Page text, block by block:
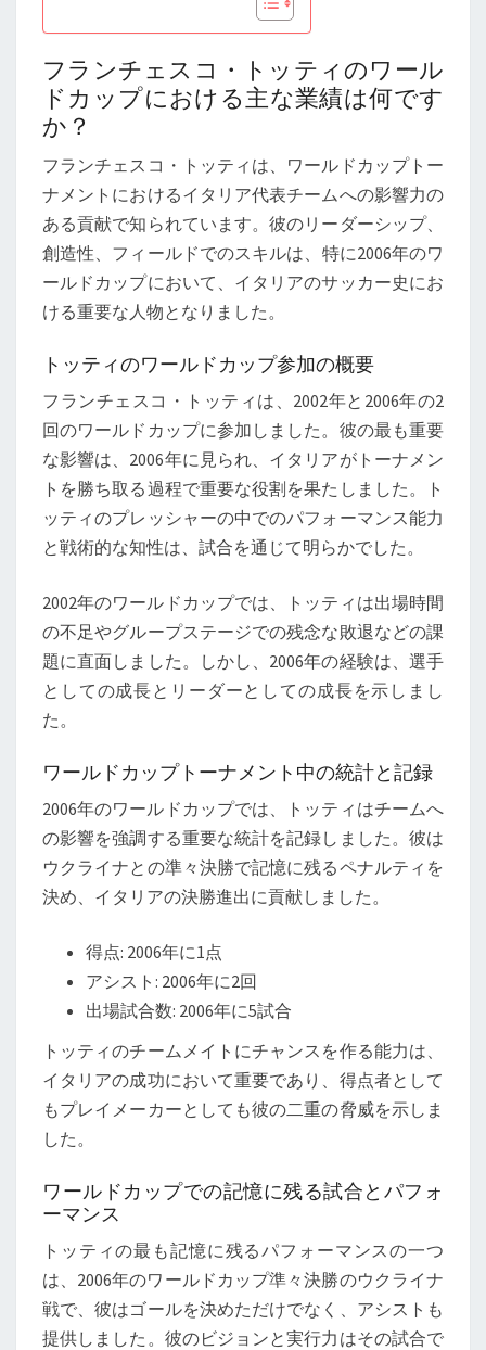
権、
リ
ー
シ
ッ
プ
フランチェスコ・トッティのワール
ドカップにおける主な業績は何です
か？
フランチェスコ・トッティは、ワールドカップトー
ナメントにおけるイタリア代表チームへの影響力の
ある貢献で知られています。彼のリーダーシップ、
創造性、フィールドでのスキルは、特に2006年のワ
ールドカップにおいて、イタリアのサッカー史にお
ける重要な人物となりました。
トッティのワールドカップ参加の概要
フランチェスコ・トッティは、2002年と2006年の2
回のワールドカップに参加しました。彼の最も重要
な影響は、2006年に見られ、イタリアがトーナメン
トを勝ち取る過程で重要な役割を果たしました。ト
ッティのプレッシャーの中でのパフォーマンス能力
と戦術的な知性は、試合を通じて明らかでした。
2002年のワールドカップでは、トッティは出場時間
の不足やグループステージでの残念な敗退などの課
題に直面しました。しかし、2006年の経験は、選手
としての成長とリーダーとしての成長を示しまし
た。
ワールドカップトーナメント中の統計と記録
2006年のワールドカップでは、トッティはチームへ
の影響を強調する重要な統計を記録しました。彼は
ウクライナとの準々決勝で記憶に残るペナルティを
決め、イタリアの決勝進出に貢献しました。
得点: 2006年に1点
アシスト: 2006年に2回
出場試合数: 2006年に5試合
トッティのチームメイトにチャンスを作る能力は、
イタリアの成功において重要であり、得点者として
もプレイメーカーとしても彼の二重の脅威を示しま
した。
ワールドカップでの記憶に残る試合とパフォ
ーマンス
トッティの最も記憶に残るパフォーマンスの一つ
は、2006年のワールドカップ準々決勝のウクライナ
戦で、彼はゴールを決めただけでなく、アシストも
提供しました。彼のビジョンと実行力はその試合で